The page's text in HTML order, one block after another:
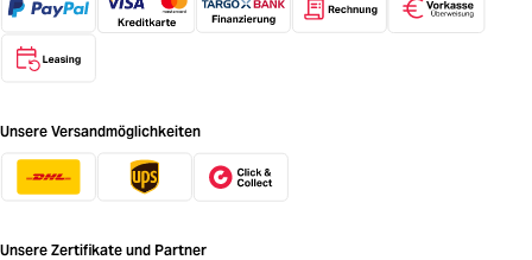
Unsere Versandmöglichkeiten
Unsere Zertifikate und Partner